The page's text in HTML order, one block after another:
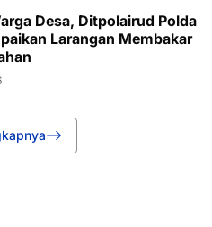
Desa, Ditpolairud Polda
Larangan Membakar